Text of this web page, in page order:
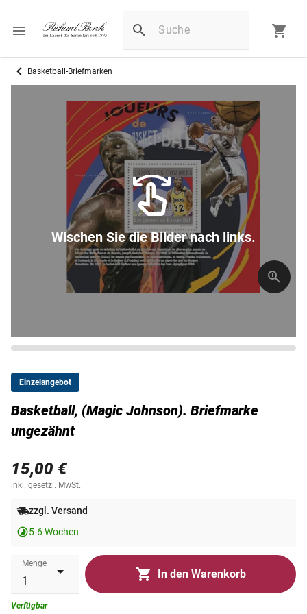
Basketball-Briefmarken
Wischen Sie die Bilder nach links.
Einzelangebot
Basketball, (Magic Johnson). Briefmarke
ungezähnt
15,00 €
inkl. gesetzl. MwSt.
zzgl. Versand
5-6 Wochen
Menge
In den Warenkorb
Verfügbar